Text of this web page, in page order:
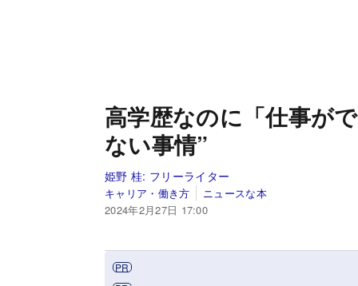
高学歴なのに「仕事が
ない事情”
姫野 桂: フリーライター
キャリア・働き方
ニュースな本
2024年2月27日 17:00